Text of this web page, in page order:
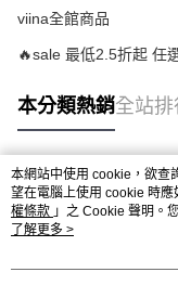
viina全館商品
🔥sale 最低2.5折起 任
本分類熱銷全站排
熱門標籤
本網站中使用 cookie，欲查
望在電腦上使用 cookie 時
權條款 」之 Cookie 聲明。
用條款之 Cookie 聲明使用
了解更多 >